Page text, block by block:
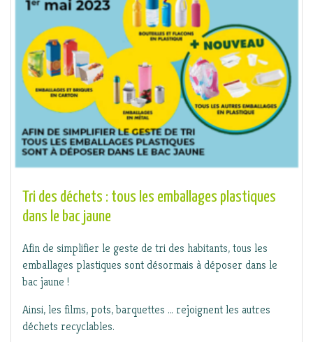
Tri des déchets : tous les emballages plastiques
dans le bac jaune
Afin de simplifier le geste de tri des habitants, tous les
emballages plastiques sont désormais à déposer dans le
bac jaune !
Ainsi, les films, pots, barquettes … rejoignent les autres
déchets recyclables.